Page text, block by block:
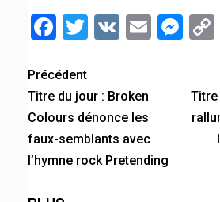
Facebook
Twitter
VK Email
Précédent
Titre du jour : Broken
Colours dénonce les
faux-semblants avec
l’hymne rock Pretending
Titre